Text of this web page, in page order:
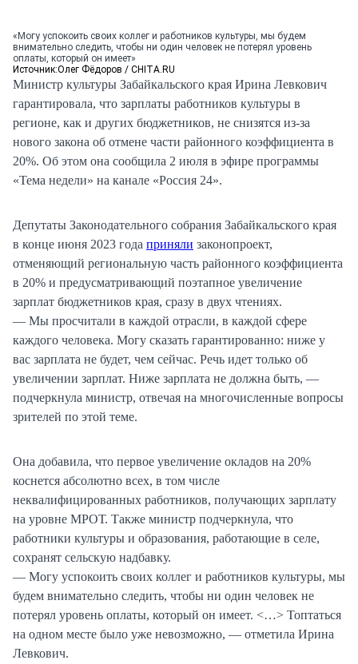
«Могу успокоить своих коллег и работников культуры, мы будем
внимательно следить, чтобы ни один человек не потерял уровень
оплаты, который он имеет»
Источник:Олег Фёдоров / CHITA.RU
Министр культуры Забайкальского края Ирина Левкович
гарантировала, что зарплаты работников культуры в
регионе, как и других бюджетников, не снизятся из-за
нового закона об отмене части районного коэффициента в
20%. Об этом она сообщила 2 июля в эфире программы
«Тема недели» на канале «Россия 24».
Депутаты Законодательного собрания Забайкальского края
в конце июня 2023 года приняли законопроект,
отменяющий региональную часть районного коэффициента
в 20% и предусматривающий поэтапное увеличение
зарплат бюджетников края, сразу в двух чтениях.
— Мы просчитали в каждой отрасли, в каждой сфере
каждого человека. Могу сказать гарантированно: ниже у
вас зарплата не будет, чем сейчас. Речь идет только об
увеличении зарплат. Ниже зарплата не должна быть, —
подчеркнула министр, отвечая на многочисленные вопросы
зрителей по этой теме.
Она добавила, что первое увеличение окладов на 20%
коснется абсолютно всех, в том числе
неквалифицированных работников, получающих зарплату
на уровне МРОТ. Также министр подчеркнула, что
работники культуры и образования, работающие в селе,
сохранят сельскую надбавку.
— Могу успокоить своих коллег и работников культуры, мы
будем внимательно следить, чтобы ни один человек не
потерял уровень оплаты, который он имеет. <…> Топтаться
на одном месте было уже невозможно, — отметила Ирина
Левкович.